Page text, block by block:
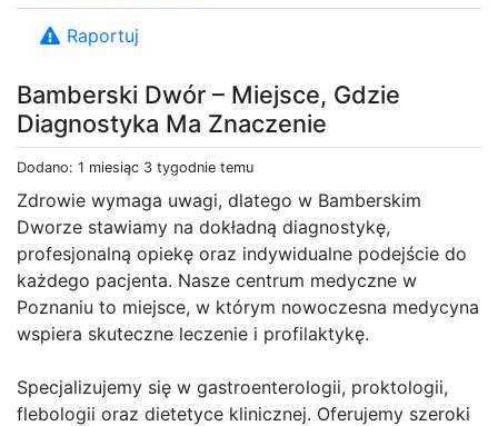
Bamberski Dwór – Miejsce, Gdzie
Diagnostyka Ma Znaczenie
Dodano: 1 miesiąc 3 tygodnie temu
Zdrowie wymaga uwagi, dlatego w Bamberskim
Dworze stawiamy na dokładną diagnostykę,
profesjonalną opiekę oraz indywidualne podejście do
każdego pacjenta. Nasze centrum medyczne w
Poznaniu to miejsce, w którym nowoczesna medycyna
wspiera skuteczne leczenie i profilaktykę.
Specjalizujemy się w gastroenterologii, proktologii,
flebologii oraz dietetyce klinicznej. Oferujemy szeroki
Raportuj